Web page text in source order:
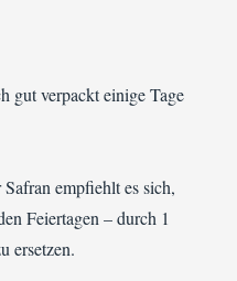
gut verpackt einige Tage
empfiehlt es sich,
Feiertagen – durch 1
ersetzen.